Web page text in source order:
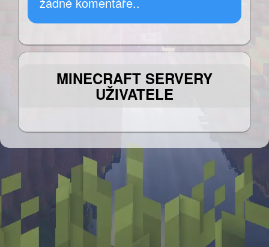
MINECRAFT SERVERY
UŽIVATELE